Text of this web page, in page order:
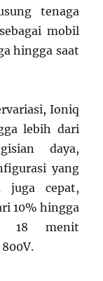
tenaga
mobil
hingga saat
Ioniq
lebih dari
daya,
yang
juga cepat,
10% hingga
18 menit